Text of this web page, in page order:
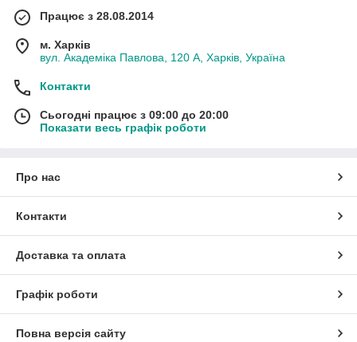
Працює з 28.08.2014
м. Харків
вул. Академіка Павлова, 120 А, Харків, Україна
Контакти
Сьогодні працює з 09:00 до 20:00
Показати весь графік роботи
Про нас
Контакти
Доставка та оплата
Графік роботи
Повна версія сайту